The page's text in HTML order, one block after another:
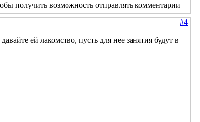
получить возможность отправлять комментарии
#4
ей лакомство, пусть для нее занятия будут в